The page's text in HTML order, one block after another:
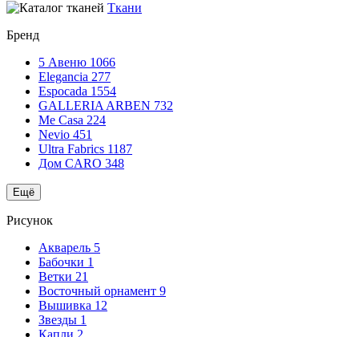
Ткани
Бренд
5 Авеню 1066
Elegancia 277
Espocada 1554
GALLERIA ARBEN 732
Me Casa 224
Nevio 451
Ultra Fabrics 1187
Дом CARO 348
Ещё
Рисунок
Акварель 5
Бабочки 1
Ветки 21
Восточный орнамент 9
Вышивка 12
Звезды 1
Капли 2